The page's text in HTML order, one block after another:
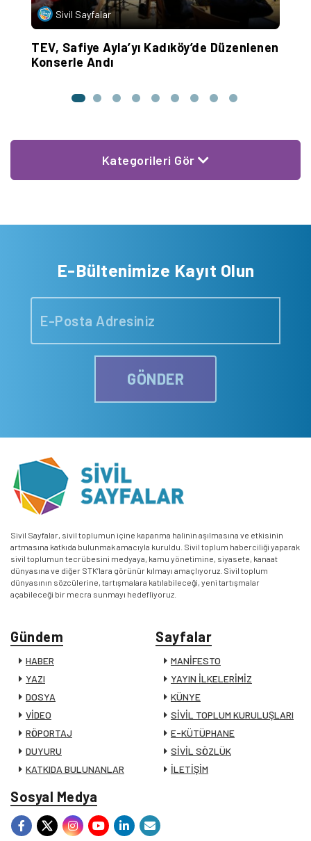
Sivil Sayfalar
TEV, Safiye Ayla’yı Kadıköy’de Düzenlenen
Konserle Andı
Kategorileri Gör
E-Bültenimize Kayıt Olun
GÖNDER
Sivil Sayfalar, sivil toplumun içine kapanma halinin aşılmasına ve etkisinin
artmasına katkıda bulunmak amacıyla kuruldu. Sivil toplum haberciliği yaparak
sivil toplumun tecrübesini medyaya, kamu yönetimine, siyasete, kanaat
dünyasına ve diğer STK’lara görünür kılmayı amaçlıyoruz. Sivil toplum
dünyasının sözcülerine, tartışmalara katılabileceği, yeni tartışmalar
açabileceği bir mecra sunmayı hedefliyoruz.
Gündem
HABER
YAZI
DOSYA
VİDEO
RÖPORTAJ
DUYURU
KATKIDA BULUNANLAR
Sayfalar
MANİFESTO
YAYIN İLKELERİMİZ
KÜNYE
SİVİL TOPLUM KURULUŞLARI
E-KÜTÜPHANE
SİVİL SÖZLÜK
İLETİŞİM
Sosyal Medya